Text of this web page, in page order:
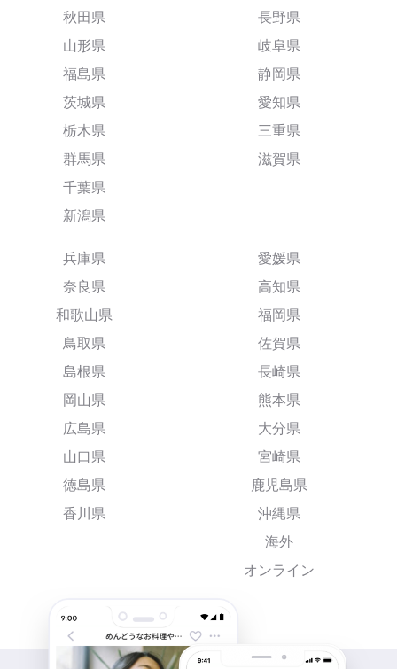
秋田県
山形県
福島県
茨城県
栃木県
群馬県
千葉県
新潟県
長野県
岐阜県
静岡県
愛知県
三重県
滋賀県
兵庫県
奈良県
和歌山県
鳥取県
島根県
岡山県
広島県
山口県
徳島県
香川県
愛媛県
高知県
福岡県
佐賀県
長崎県
熊本県
大分県
宮崎県
鹿児島県
沖縄県
海外
オンライン